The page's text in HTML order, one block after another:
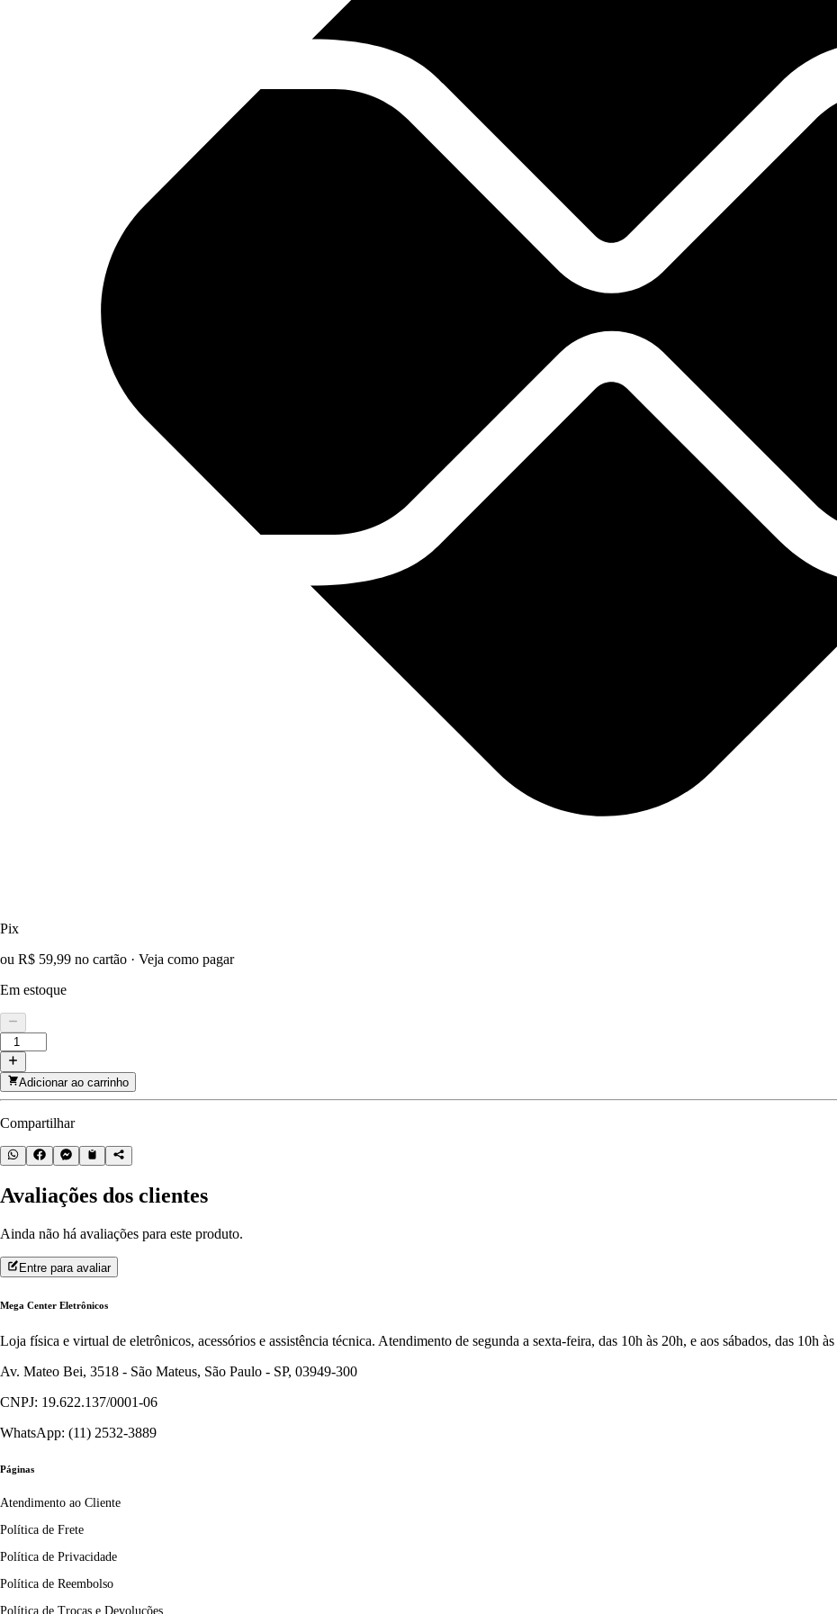
Pix
ou R$ 59,99 no cartão · Veja como pagar
Em estoque
Adicionar ao carrinho
Compartilhar
Avaliações dos clientes
Ainda não há avaliações para este produto.
Entre para avaliar
Mega Center Eletrônicos
Loja física e virtual de eletrônicos, acessórios e assistência técnica. Atendimento de segunda a sexta-feira, das 10h às 20h, e aos sábados, das 10h
Av. Mateo Bei, 3518 - São Mateus, São Paulo - SP, 03949-300
CNPJ: 19.622.137/0001-06
WhatsApp: (11) 2532-3889
Páginas
Atendimento ao Cliente
Política de Frete
Política de Privacidade
Política de Reembolso
Política de Trocas e Devoluções